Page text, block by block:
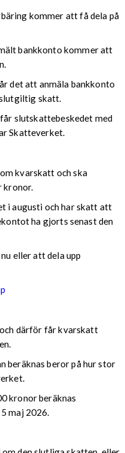
kommer att få dela på
bankkonto kommer att
det att anmäla bankkonto
skatt.
slutskattebeskedet med
Skatteverket.
kvarskatt och ska
kronor.
i augusti och har skatt att
ha gjorts senast den
eller att dela upp
därför får kvarskatt
beräknas beror på hur stor
kronor beräknas
maj 2026.